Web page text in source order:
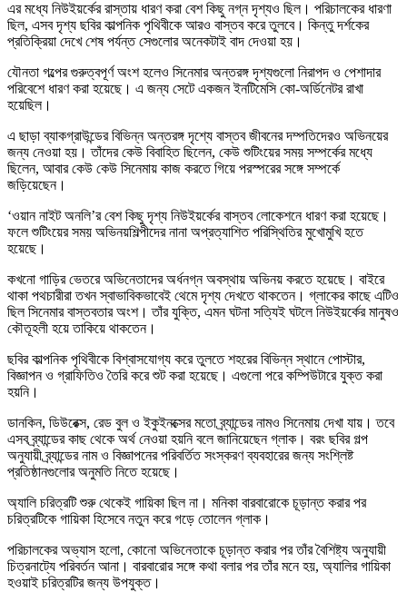
এর মধ্যে নিউইয়র্কের রাস্তায় ধারণ করা বেশ কিছু নগ্ন দৃশ্যও ছিল। পরিচালকের ধারণা
ছিল, এসব দৃশ্য ছবির কাল্পনিক পৃথিবীকে আরও বাস্তব করে তুলবে। কিন্তু দর্শকের
প্রতিক্রিয়া দেখে শেষ পর্যন্ত সেগুলোর অনেকটাই বাদ দেওয়া হয়।
যৌনতা গল্পের গুরুত্বপূর্ণ অংশ হলেও সিনেমার অন্তরঙ্গ দৃশ্যগুলো নিরাপদ ও পেশাদার
পরিবেশে ধারণ করা হয়েছে। এ জন্য সেটে একজন ইনটিমেসি কো-অর্ডিনেটর রাখা
হয়েছিল।
এ ছাড়া ব্যাকগ্রাউন্ডের বিভিন্ন অন্তরঙ্গ দৃশ্যে বাস্তব জীবনের দম্পতিদেরও অভিনয়ের
জন্য নেওয়া হয়। তাঁদের কেউ বিবাহিত ছিলেন, কেউ শুটিংয়ের সময় সম্পর্কের মধ্যে
ছিলেন, আবার কেউ কেউ সিনেমায় কাজ করতে গিয়ে পরস্পরের সঙ্গে সম্পর্কে
জড়িয়েছেন।
‘ওয়ান নাইট অনলি’র বেশ কিছু দৃশ্য নিউইয়র্কের বাস্তব লোকেশনে ধারণ করা হয়েছে।
ফলে শুটিংয়ের সময় অভিনয়শিল্পীদের নানা অপ্রত্যাশিত পরিস্থিতির মুখোমুখি হতে
হয়েছে।
কখনো গাড়ির ভেতরে অভিনেতাদের অর্ধনগ্ন অবস্থায় অভিনয় করতে হয়েছে। বাইরে
থাকা পথচারীরা তখন স্বাভাবিকভাবেই থেমে দৃশ্য দেখতে থাকতেন। গ্লাকের কাছে এটিও
ছিল সিনেমার বাস্তবতার অংশ। তাঁর যুক্তি, এমন ঘটনা সত্যিই ঘটলে নিউইয়র্কের মানুষও
কৌতূহলী হয়ে তাকিয়ে থাকতেন।
ছবির কাল্পনিক পৃথিবীকে বিশ্বাসযোগ্য করে তুলতে শহরের বিভিন্ন স্থানে পোস্টার,
বিজ্ঞাপন ও গ্রাফিতিও তৈরি করে শুট করা হয়েছে। এগুলো পরে কম্পিউটারে যুক্ত করা
হয়নি।
ডানকিন, ডিউরেক্স, রেড বুল ও ইকুইনক্সের মতো ব্র্যান্ডের নামও সিনেমায় দেখা যায়। তবে
এসব ব্র্যান্ডের কাছ থেকে অর্থ নেওয়া হয়নি বলে জানিয়েছেন গ্লাক। বরং ছবির গল্প
অনুযায়ী ব্র্যান্ডের নাম ও বিজ্ঞাপনের পরিবর্তিত সংস্করণ ব্যবহারের জন্য সংশ্লিষ্ট
প্রতিষ্ঠানগুলোর অনুমতি নিতে হয়েছে।
অ্যালি চরিত্রটি শুরু থেকেই গায়িকা ছিল না। মনিকা বারবারোকে চূড়ান্ত করার পর
চরিত্রটিকে গায়িকা হিসেবে নতুন করে গড়ে তোলেন গ্লাক।
পরিচালকের অভ্যাস হলো, কোনো অভিনেতাকে চূড়ান্ত করার পর তাঁর বৈশিষ্ট্য অনুযায়ী
চিত্রনাট্যে পরিবর্তন আনা। বারবারোর সঙ্গে কথা বলার পর তাঁর মনে হয়, অ্যালির গায়িকা
হওয়াই চরিত্রটির জন্য উপযুক্ত।